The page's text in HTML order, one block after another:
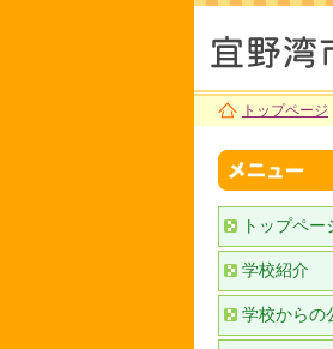
トップページ
トップペー
学校紹介
学校からの